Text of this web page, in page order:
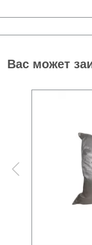
Вас может